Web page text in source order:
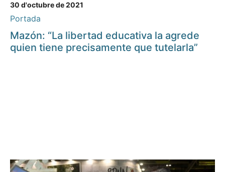
30 d'octubre de 2021
Portada
Mazón: “La libertad educativa la agrede
quien tiene precisamente que tutelarla”